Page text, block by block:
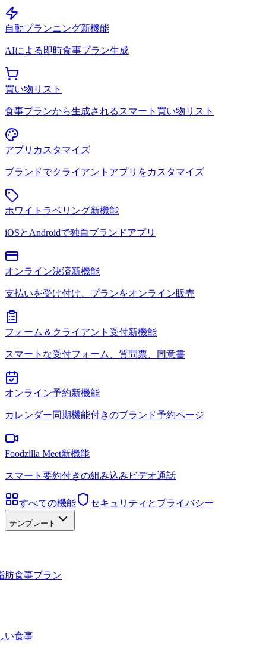
自動プランニング新機能
AIによる即時食事プラン生成
買い物リスト
食事プランから生成されるスマート買い物リスト
アプリカスタマイズ
ブランドでクライアントアプリをカスタマイズ
ホワイトラベリング新機能
iOSとAndroidで独自ブランドアプリ
オンライン決済新機能
支払いを受け付け、プランをオンライン販売
フォーム＆クライアント受付新機能
スマートな受付フォーム、質問票、同意書
オンライン予約新機能
カレンダー同期機能付きのブランド予約ページ
Foodzilla Meet新機能
スマート要約付きの組み込みビデオ通話
すべての機能 セキュリティとプライバシー
テンプレート
肪食事プラン
い食事